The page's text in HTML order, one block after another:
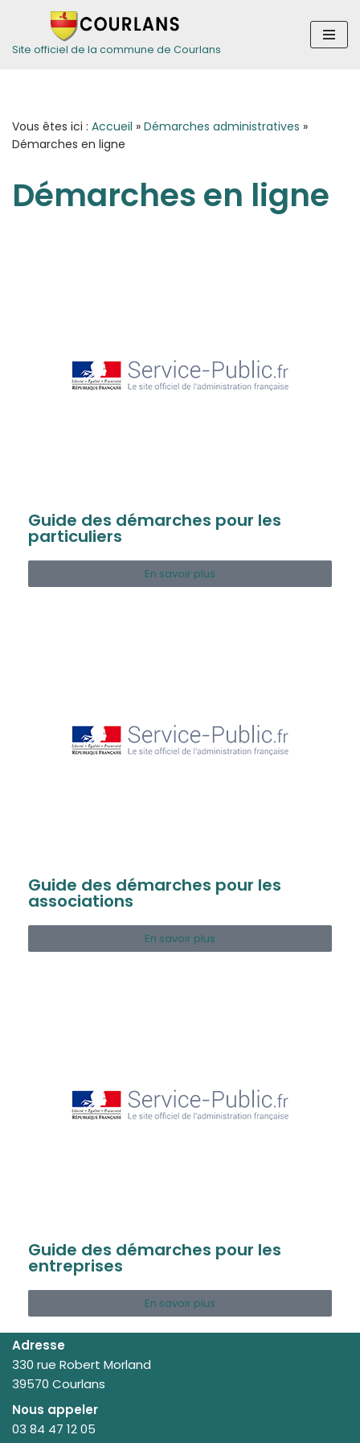
Aller
Site officiel de la commune de Courlans
Vous êtes ici : Accueil » Démarches administratives »
Démarches en ligne
Démarches en ligne
Guide des démarches pour les
particuliers
En savoir plus
Guide des démarches pour les
associations
En savoir plus
Guide des démarches pour les
entreprises
En savoir plus
Adresse
330 rue Robert Morland
39570 Courlans
Nous appeler
03 84 47 12 05